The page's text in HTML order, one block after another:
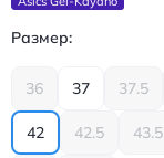
Размер:
36 37 37.5
42 42.5 43.5